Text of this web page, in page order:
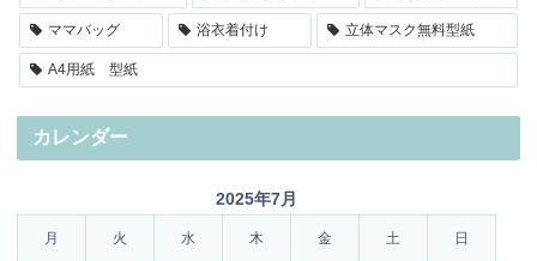
ママバッグ 浴衣着付け 立体マスク無料型紙
A4用紙 型紙
カレンダー
2025年7月
月 火 水 木 金 土 日